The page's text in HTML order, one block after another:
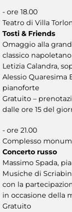
- ore 18.00
Teatro di Villa
Tosti & Friends
Omaggio alla
classico napoletano
Letizia Calandra,
Alessio Quaresima
pianoforte
Gratuito –
dalle ore 15 del
- ore 21.00
Complesso
Concerto russo
Massimo Spada,
Musiche di
con la
in occasione della
Gratuito